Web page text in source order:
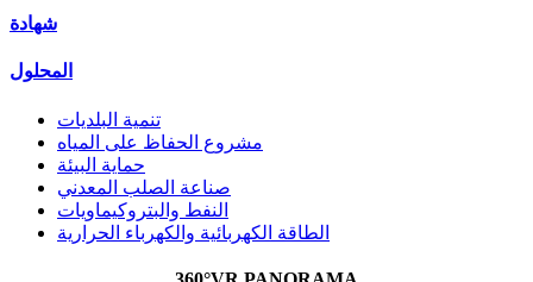
شهادة
المحلول
تنمية البلديات
مشروع الحفاظ على المياه
حماية البيئة
صناعة الصلب المعدني
النفط والبتروكيماويات
الطاقة الكهربائية والكهرباء الحرارية